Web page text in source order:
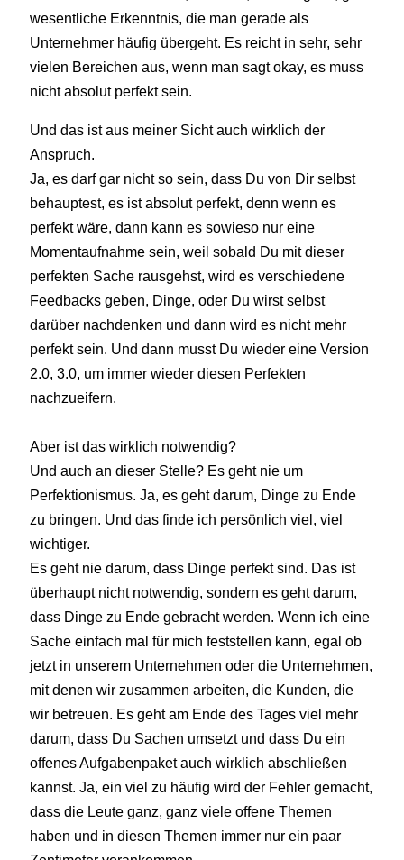
wesentliche Erkenntnis, die man gerade als
Unternehmer häufig übergeht. Es reicht in sehr, sehr
vielen Bereichen aus, wenn man sagt okay, es muss
nicht absolut perfekt sein.
Und das ist aus meiner Sicht auch wirklich der
Anspruch.
Ja, es darf gar nicht so sein, dass Du von Dir selbst
behauptest, es ist absolut perfekt, denn wenn es
perfekt wäre, dann kann es sowieso nur eine
Momentaufnahme sein, weil sobald Du mit dieser
perfekten Sache rausgehst, wird es verschiedene
Feedbacks geben, Dinge, oder Du wirst selbst
darüber nachdenken und dann wird es nicht mehr
perfekt sein. Und dann musst Du wieder eine Version
2.0, 3.0, um immer wieder diesen Perfekten
nachzueifern.
Aber ist das wirklich notwendig?
Und auch an dieser Stelle? Es geht nie um
Perfektionismus. Ja, es geht darum, Dinge zu Ende
zu bringen. Und das finde ich persönlich viel, viel
wichtiger.
Es geht nie darum, dass Dinge perfekt sind. Das ist
überhaupt nicht notwendig, sondern es geht darum,
dass Dinge zu Ende gebracht werden. Wenn ich eine
Sache einfach mal für mich feststellen kann, egal ob
jetzt in unserem Unternehmen oder die Unternehmen,
mit denen wir zusammen arbeiten, die Kunden, die
wir betreuen. Es geht am Ende des Tages viel mehr
darum, dass Du Sachen umsetzt und dass Du ein
offenes Aufgabenpaket auch wirklich abschließen
kannst. Ja, ein viel zu häufig wird der Fehler gemacht,
dass die Leute ganz, ganz viele offene Themen
haben und in diesen Themen immer nur ein paar